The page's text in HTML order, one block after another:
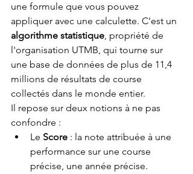
une formule que vous pouvez
appliquer avec une calculette. C'est un
algorithme statistique, propriété de
l'organisation UTMB, qui tourne sur
une base de données de plus de 11,4
millions de résultats de course
collectés dans le monde entier.
Il repose sur deux notions à ne pas
confondre :
Le Score : la note attribuée à une
performance sur une course
précise, une année précise.